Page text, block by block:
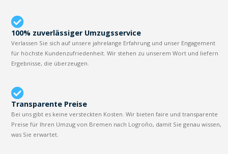
100% zuverlässiger Umzugsservice
Verlassen Sie sich auf unsere jahrelange Erfahrung und unser Engagement
für höchste Kundenzufriedenheit. Wir stehen zu unserem Wort und liefern
Ergebnisse, die überzeugen.
Transparente Preise
Bei uns gibt es keine versteckten Kosten. Wir bieten faire und transparente
Preise für Ihren Umzug von Bremen nach Logroño, damit Sie genau wissen,
was Sie erwartet.